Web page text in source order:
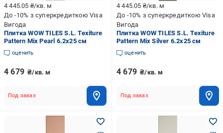
4 445.05 ₴/кв. м
До -10% з суперкредиткою Visa
Вигода
Плитка WOW TILES S.L. Texiture
Pattern Mix Pearl 6.2x25 см
оценить
4 679 ₴/кв. м
Под заказ
4 445.05 ₴/кв. м
До -10% з суперкредиткою Visa
Вигода
Плитка WOW TILES S.L. Texiture
Pattern Mix Silver 6.2x25 см
оценить
4 679 ₴/кв. м
Под заказ